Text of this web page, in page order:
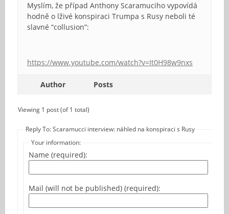
Myslím, že případ Anthony Scaramuciho vypovídá
hodně o lživé konspiraci Trumpa s Rusy neboli té
slavné “collusion”:
https://www.youtube.com/watch?v=It0H98w9nxs
Author Posts
Viewing 1 post (of 1 total)
Reply To: Scaramucci interview: náhled na konspiraci s Rusy
Your information:
Name (required):
Mail (will not be published) (required):